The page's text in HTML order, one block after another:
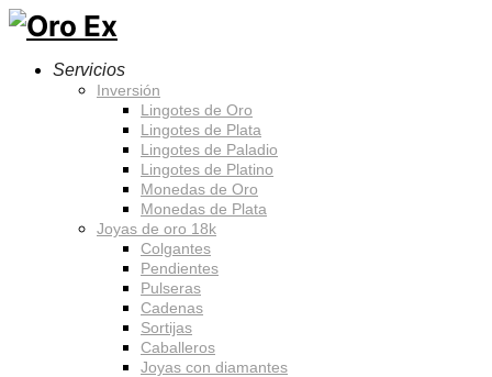
Servicios
Inversión
Lingotes de Oro
Lingotes de Plata
Lingotes de Paladio
Lingotes de Platino
Monedas de Oro
Monedas de Plata
Joyas de oro 18k
Colgantes
Pendientes
Pulseras
Cadenas
Sortijas
Caballeros
Joyas con diamantes